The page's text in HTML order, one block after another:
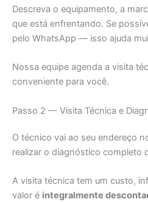
Descreva o equipamento, a
que está enfrentando. Se
pelo WhatsApp — isso ajuda
Nossa equipe agenda a visita
conveniente para você.
Passo 2 — Visita Técnica e
O técnico vai ao seu endereço
realizar o diagnóstico completo
A visita técnica tem um custo,
valor é integralmente